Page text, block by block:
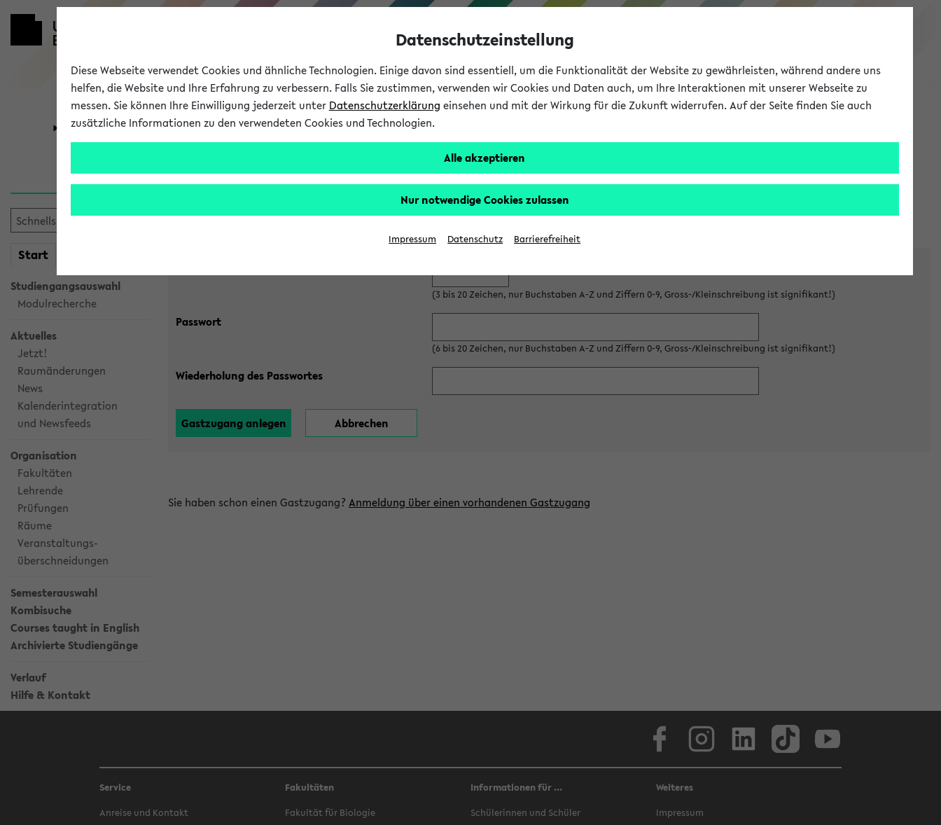
eKVV
Universität Forschung Studium
Start
Studiengangsauswahl
Modulrecherche
Aktuelles
Jetzt!
Raumänderungen
News
Kalenderintegration
und Newsfeeds
Organisation
Fakultäten
Lehrende
Prüfungen
Räume
Veranstaltungs-
überschneidungen
Semesterauswahl
Kombisuche
Courses taught in English
Archivierte Studiengänge
Verlauf
Hilfe & Kontakt
Anlegen eines neuen Gastzugangs
Hier können Sie einen neuen Gastzugang anlegen.Bitte beachten Sie die Einschränkungen, denen Gastzugänge unterworfen sind.Tragen Sie den
(3 bis 20 Zeichen, nur Buchstaben A-Z und Ziffern 0-9, Gross-/Kleinschreibung ist signifikant!)
Passwort
(6 bis 20 Zeichen, nur Buchstaben A-Z und Ziffern 0-9, Gross-/Kleinschreibung ist signifikant!)
Wiederholung des Passwortes
Sie haben schon einen Gastzugang? Anmeldung über einen vorhandenen Gastzugang
Service
Anreise und Kontakt
Fakultäten
Fakultät für Biologie
Informationen für ...
Schülerinnen und Schüler
Weiteres
Impressum
Datenschutzeinstellung
Diese Webseite verwendet Cookies und ähnliche Technologien. Einige davon sind essentiell, um die Funktionalität der Website zu gewährleisten, während andere uns
helfen, die Website und Ihre Erfahrung zu verbessern. Falls Sie zustimmen, verwenden wir Cookies und Daten auch, um Ihre Interaktionen mit unserer Webseite zu
messen. Sie können Ihre Einwilligung jederzeit unter Datenschutzerklärung einsehen und mit der Wirkung für die Zukunft widerrufen. Auf der Seite finden Sie auch
zusätzliche Informationen zu den verwendeten Cookies und Technologien.
Alle akzeptieren
Nur notwendige Cookies zulassen
Impressum Datenschutz Barrierefreiheit